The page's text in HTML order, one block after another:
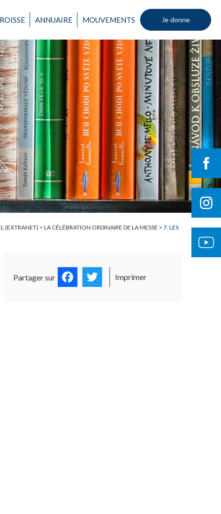
ANNUAIRE MOUVEMENTS Je donne
Un mouvement
(EXTRANET) > LA CÉLÉBRATION ORDINAIRE DE LA MESSE > 7. LES
Partager sur FacebookTwitter
Imprimer